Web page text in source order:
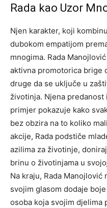
Rada kao Uzor
Njen karakter, koji
dubokom empatijom
mnogima. Rada
aktivna promotorica brige
druge da se uključe u
životinja. Njena predanost
primjer pokazuje kako
bez obzira na to koliko
akcije, Rada podstiče
azilima za životinje,
brinu o životinjama u
Na kraju, Rada
svojim glasom dodaje
osoba koja svojim djelima